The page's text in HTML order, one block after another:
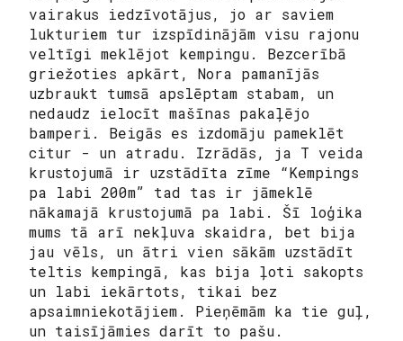
vairakus iedzīvotājus, jo ar saviem
lukturiem tur izspīdinājām visu rajonu
veltīgi meklējot kempingu. Bezcerībā
griežoties apkārt, Nora pamanījās
uzbraukt tumsā apslēptam stabam, un
nedaudz ielocīt mašīnas pakaļējo
bamperi. Beigās es izdomāju pameklēt
citur - un atradu. Izrādās, ja T veida
krustojumā ir uzstādīta zīme “Kempings
pa labi 200m” tad tas ir jāmeklē
nākamajā krustojumā pa labi. Šī loģika
mums tā arī nekļuva skaidra, bet bija
jau vēls, un ātri vien sākām uzstādīt
teltis kempingā, kas bija ļoti sakopts
un labi iekārtots, tikai bez
apsaimniekotājiem. Pieņēmām ka tie guļ,
un taisījāmies darīt to pašu.